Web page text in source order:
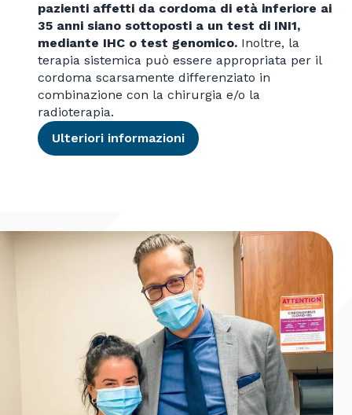
pazienti affetti da cordoma di età inferiore ai
35 anni siano sottoposti a un test di INI1,
mediante IHC o test genomico. Inoltre, la
terapia sistemica può essere appropriata per il
cordoma scarsamente differenziato in
combinazione con la chirurgia e/o la
radioterapia.
Ulteriori informazioni